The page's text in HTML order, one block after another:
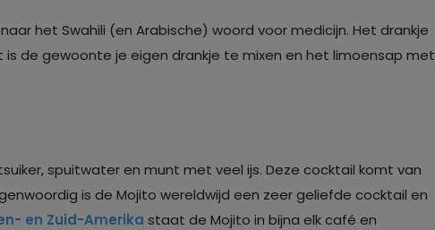
het Swahili (en Arabische) woord voor medicijn. Het drankje
de gewoonte je eigen drankje te mixen en het limoensap met
spuitwater en munt met veel ijs. Deze cocktail komt van
is de Mojito wereldwijd een zeer geliefde cocktail en
en Zuid-Amerika staat de Mojito in bijna elk café en